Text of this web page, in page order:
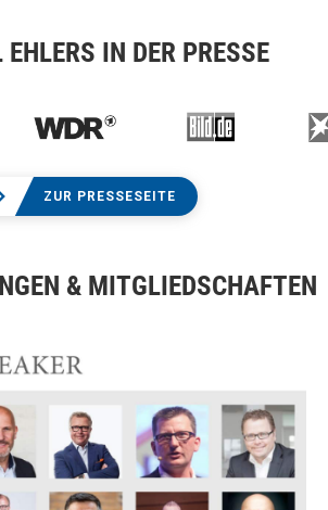
IN DER PRESSE
ZUR PRESSESEITE
& MITGLIEDSCHAFTEN